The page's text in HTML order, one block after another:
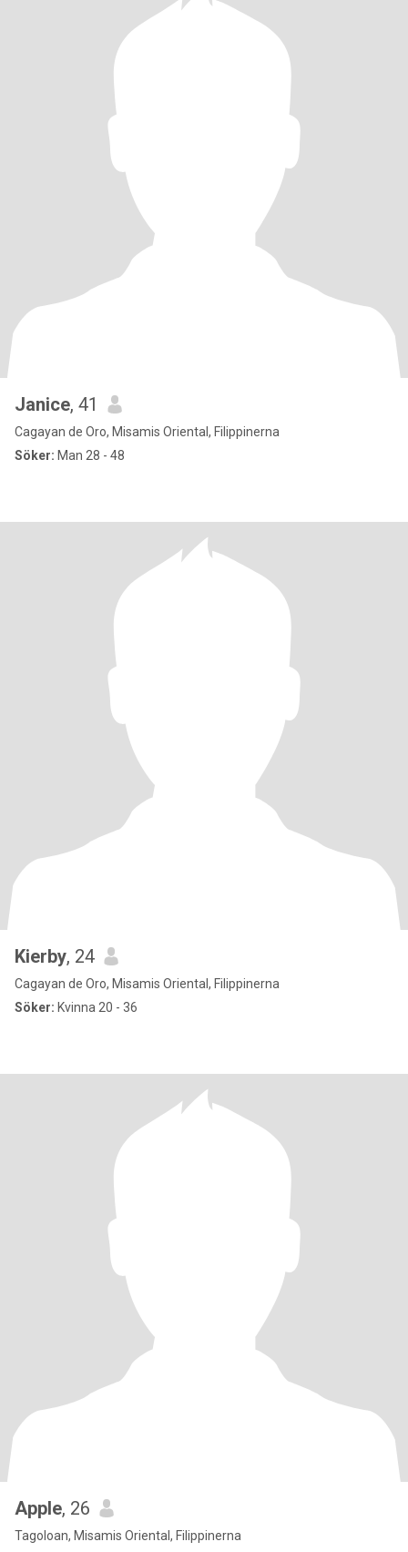
Janice, 41
Cagayan de Oro, Misamis Oriental, Filippinerna
Söker: Man 28 - 48
Kierby, 24
Cagayan de Oro, Misamis Oriental, Filippinerna
Söker: Kvinna 20 - 36
Apple, 26
Tagoloan, Misamis Oriental, Filippinerna